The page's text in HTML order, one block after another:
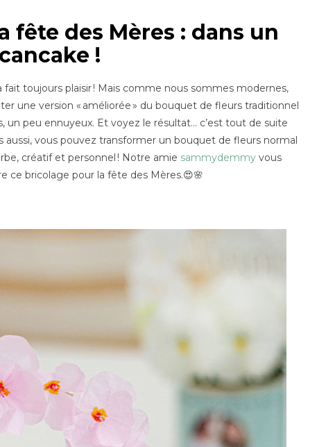
fête des Mères : dans un
cancake !
fait toujours plaisir ! Mais comme nous sommes modernes,
une version « améliorée » du bouquet de fleurs traditionnel
un peu ennuyeux. Et voyez le résultat… c’est tout de suite
aussi, vous pouvez transformer un bouquet de fleurs normal
créatif et personnel ! Notre amie sammydemmy vous
ce bricolage pour la fête des Mères.😍🌸